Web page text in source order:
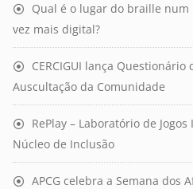
Qual é o lugar do braille num
vez mais digital?
CERCIGUI lança Questionário
Auscultação da Comunidade
RePlay – Laboratório de
Núcleo de Inclusão
APCG celebra a Semana dos